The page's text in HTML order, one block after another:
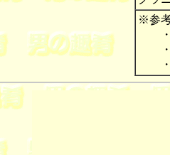
※参
・
・
・